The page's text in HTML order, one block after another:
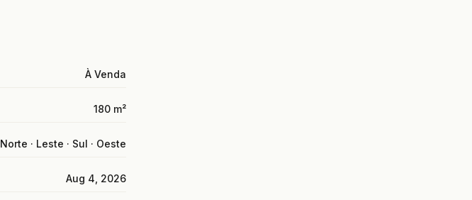
À Venda
180 m²
Norte · Leste · Sul · Oeste
Aug 4, 2026